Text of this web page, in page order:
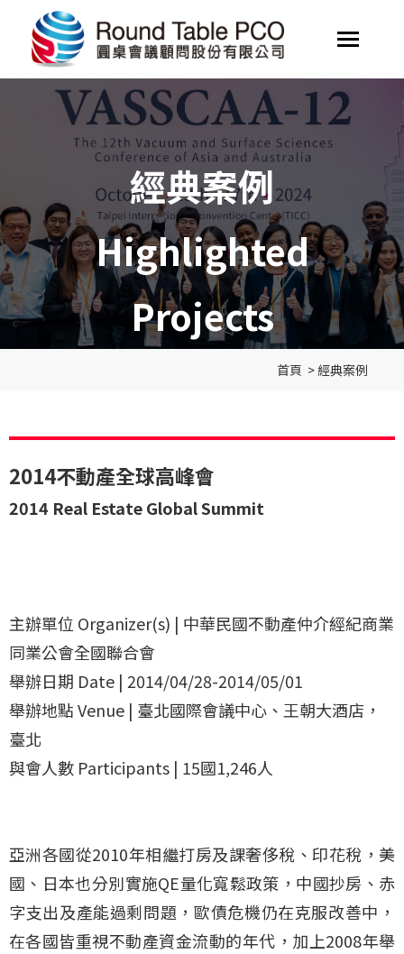
經典案例
Highlighted
Projects
首頁 >經典案例
2014不動產全球高峰會
2014 Real Estate Global Summit
主辦單位 Organizer(s) | 中華民國不動產仲介經紀商業
同業公會全國聯合會
舉辦日期 Date | 2014/04/28-2014/05/01
舉辦地點 Venue | 臺北國際會議中心、王朝大酒店，
臺北
與會人數 Participants | 15國1,246人
亞洲各國從2010年相繼打房及課奢侈稅、印花稅，美
國、日本也分別實施QE量化寬鬆政策，中國抄房、赤
字支出及產能過剩問題，歐債危機仍在克服改善中，
在各國皆重視不動產資金流動的年代，加上2008年舉